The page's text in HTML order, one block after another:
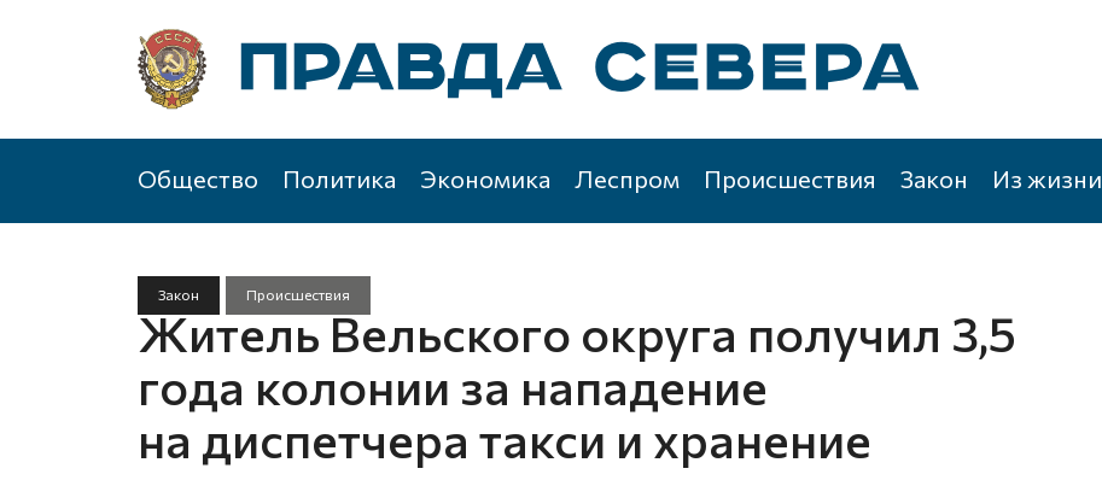
Общество Политика Экономика Леспром Происшествия Закон Из жизни
Закон Происшествия
Житель Вельского округа получил 3,5
года колонии за нападение
на диспетчера такси и хранение